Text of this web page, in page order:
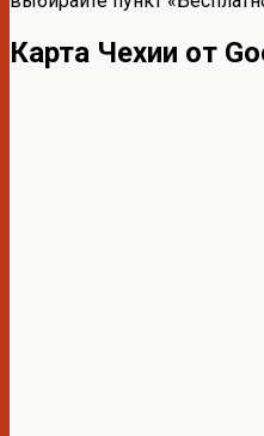
Карта Чехии от